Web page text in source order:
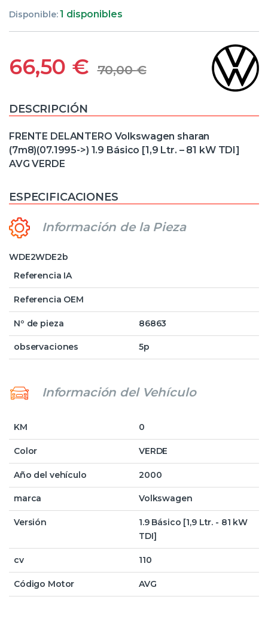
Disponible:1 disponibles
66,50 € 70,00€
DESCRIPCIÓN
FRENTE DELANTERO Volkswagen sharan
(7m8)(07.1995->) 1.9 Básico [1,9 Ltr. – 81 kW TDI]
AVG VERDE
ESPECIFICACIONES
Información de la Pieza
WDE2WDE2b
Referencia IA
Referencia OEM
Nº de pieza 86863
observaciones 5p
Información del Vehículo
KM 0
Color VERDE
Año del vehículo 2000
marca Volkswagen
Versión
1.9 Básico [1,9 Ltr. - 81 kW
TDI]
cv 110
Código Motor AVG